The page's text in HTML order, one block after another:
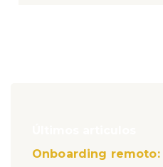
Onboarding